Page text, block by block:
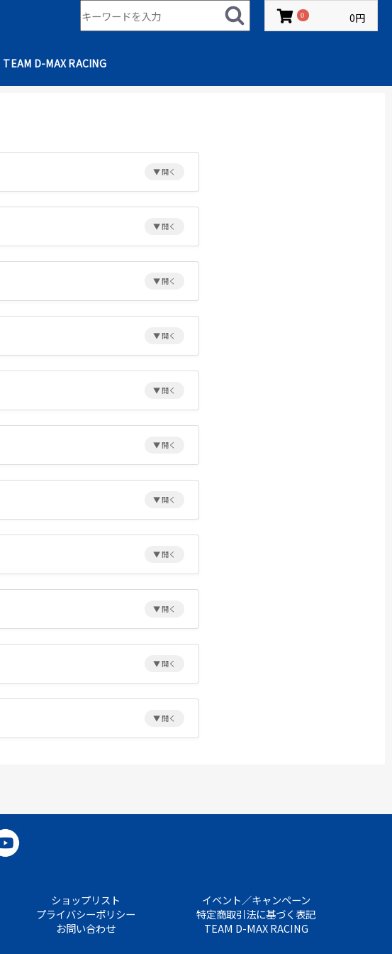
TEAM D-MAX RACING
0 0円
ショップリスト
イベント／キャンペーン
プライバシーポリシー
特定商取引法に基づく表記
お問い合わせ TEAM D-MAX RACING